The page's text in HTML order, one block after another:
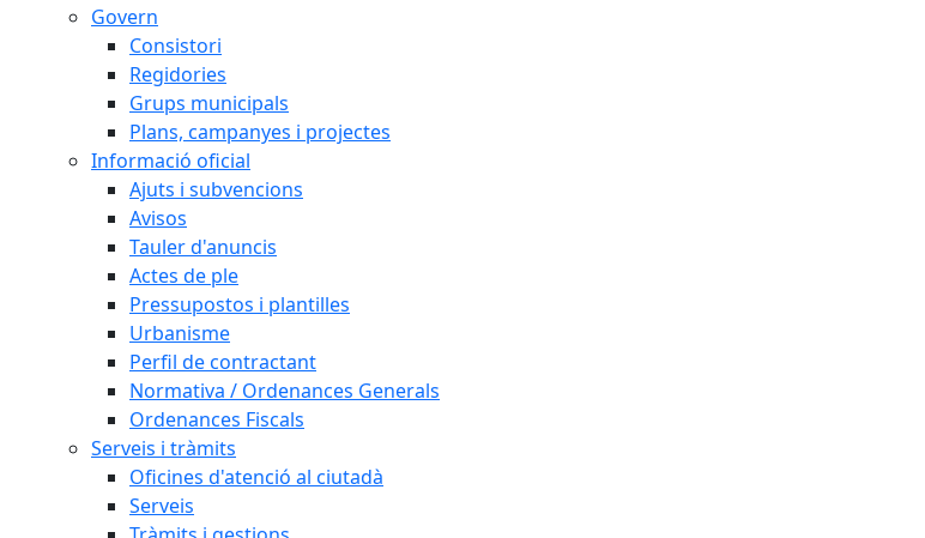
Govern
Consistori
Regidories
Grups municipals
Plans, campanyes i projectes
Informació oficial
Ajuts i subvencions
Avisos
Tauler d'anuncis
Actes de ple
Pressupostos i plantilles
Urbanisme
Perfil de contractant
Normativa / Ordenances Generals
Ordenances Fiscals
Serveis i tràmits
Oficines d'atenció al ciutadà
Serveis